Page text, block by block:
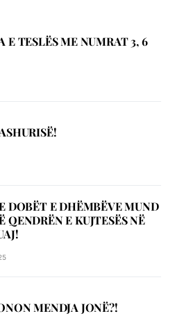
E TESLËS ME NUMRAT 3, 6
DOBËT E DHËMBËVE MUND
QENDRËN E KUJTESËS NË
MENDJA JONË?!